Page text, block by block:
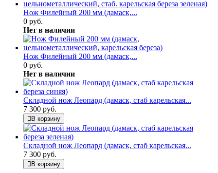
Нож Филейный 200 мм (дамаск,...
0 руб.
Нет в наличии
Нож Филейный 200 мм (дамаск,...
0 руб.
Нет в наличии
Складной нож Леопард (дамаск, стаб карельская...
7 300 руб.
В корзину
Складной нож Леопард (дамаск, стаб карельская...
7 300 руб.
В корзину